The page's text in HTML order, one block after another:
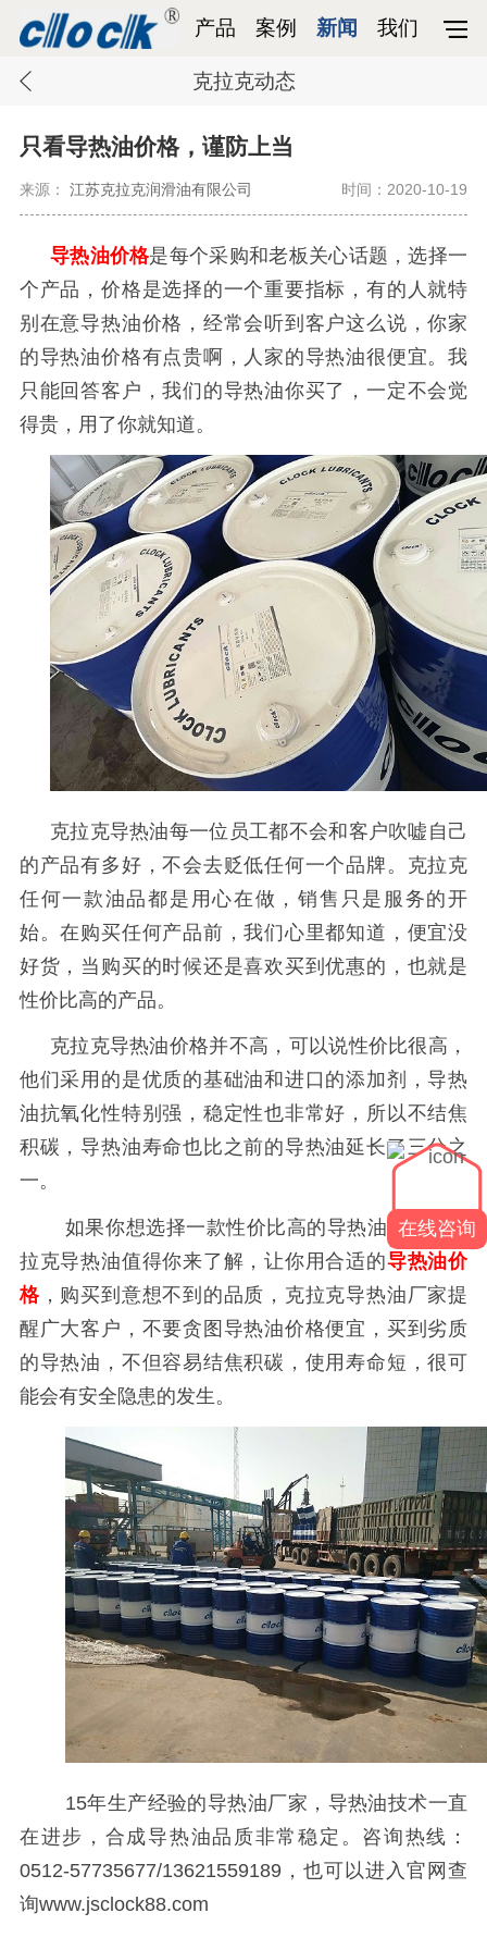
产品 案例 新闻 我们
克拉克动态
只看导热油价格，谨防上当
来源： 江苏克拉克润滑油有限公司 时间：2020-10-19
导热油价格是每个采购和老板关心话题，选择一
个产品，价格是选择的一个重要指标，有的人就特
别在意导热油价格，经常会听到客户这么说，你家
的导热油价格有点贵啊，人家的导热油很便宜。我
只能回答客户，我们的导热油你买了，一定不会觉
得贵，用了你就知道。
克拉克导热油每一位员工都不会和客户吹嘘自己
的产品有多好，不会去贬低任何一个品牌。克拉克
任何一款油品都是用心在做，销售只是服务的开
始。在购买任何产品前，我们心里都知道，便宜没
好货，当购买的时候还是喜欢买到优惠的，也就是
性价比高的产品。
克拉克导热油价格并不高，可以说性价比很高，
他们采用的是优质的基础油和进口的添加剂，导热
油抗氧化性特别强，稳定性也非常好，所以不结焦
积碳，导热油寿命也比之前的导热油延长了三分之
一。
如果你想选择一款性价比高的导热油，那么克
拉克导热油值得你来了解，让你用合适的导热油价
格，购买到意想不到的品质，克拉克导热油厂家提
醒广大客户，不要贪图导热油价格便宜，买到劣质
的导热油，不但容易结焦积碳，使用寿命短，很可
能会有安全隐患的发生。
15年生产经验的导热油厂家，导热油技术一直
在进步，合成导热油品质非常稳定。咨询热线：
0512-57735677/13621559189，也可以进入官网查
询www.jsclock88.com
在线咨询